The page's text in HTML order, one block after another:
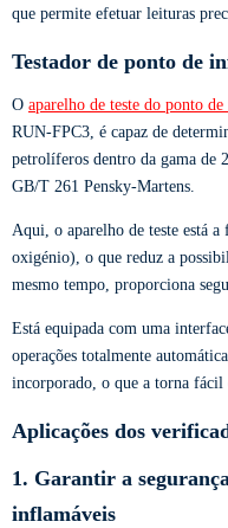
que permite efetuar leituras
Testador de ponto de
O aparelho de teste do ponto
RUN-FPC3, é capaz de
petrolíferos dentro da gama de
GB/T 261 Pensky-Martens.
Aqui, o aparelho de teste está
oxigénio), o que reduz a
mesmo tempo, proporciona
Está equipada com uma
operações totalmente
incorporado, o que a torna
Aplicações dos
1. Garantir a
inflamáveis